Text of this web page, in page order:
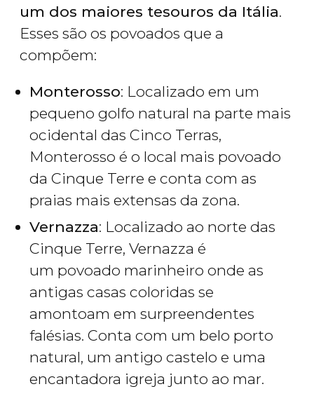
um dos maiores tesouros da Itália.
Esses são os povoados que a
compõem:
Monterosso: Localizado em um
pequeno golfo natural na parte mais
ocidental das Cinco Terras,
Monterosso é o local mais povoado
da Cinque Terre e conta com as
praias mais extensas da zona.
Vernazza: Localizado ao norte das
Cinque Terre, Vernazza é
um povoado marinheiro onde as
antigas casas coloridas se
amontoam em surpreendentes
falésias. Conta com um belo porto
natural, um antigo castelo e uma
encantadora igreja junto ao mar.